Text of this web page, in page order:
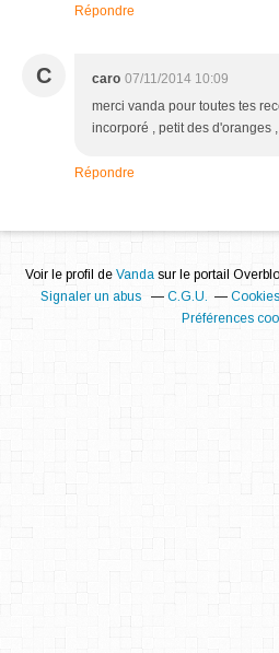
Répondre
C caro 07/11/2014 10:09
merci vanda pour toutes tes
incorporé , petit des d'oranges
Répondre
Voir le profil de Vanda sur le portail
Signaler un abus
C.G.U.
Préférences